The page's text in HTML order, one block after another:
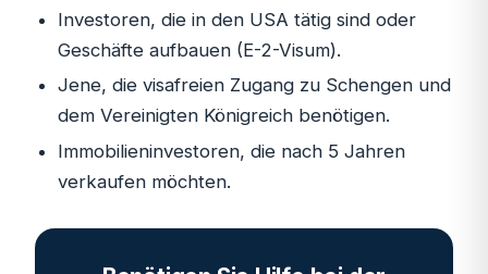
Investoren, die in den USA tätig sind oder
Geschäfte aufbauen (E-2-Visum).
Jene, die visafreien Zugang zu Schengen und
dem Vereinigten Königreich benötigen.
Immobilieninvestoren, die nach 5 Jahren
verkaufen möchten.